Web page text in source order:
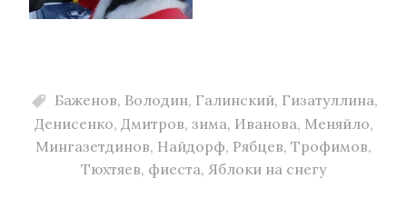
Баженов, Володин, Галинский, Гизатуллина,
Денисенко, Дмитров, зима, Иванова, Меняйло,
Мингазетдинов, Найдорф, Рябцев, Трофимов,
Тюхтяев, фиеста, Яблоки на снегу